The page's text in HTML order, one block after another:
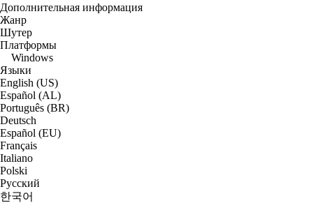
Дополнительная информация
Жанр
Шутер
Платформы
Windows
Языки
English (US)
Español (AL)
Português (BR)
Deutsch
Español (EU)
Français
Italiano
Polski
Русский
한국어